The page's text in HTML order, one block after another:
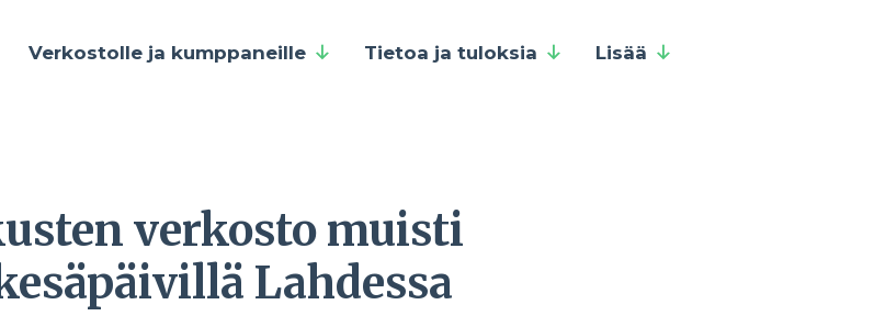
Verkostolle ja kumppaneille Tietoa ja tuloksia Lisää
verkosto muisti
Lahdessa